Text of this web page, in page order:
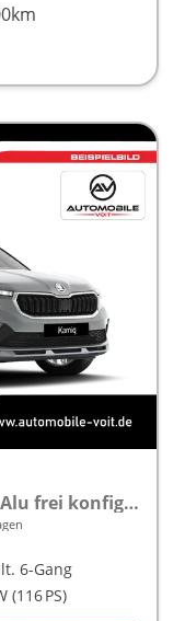
CLEVER 1.0 TSI 115 PS Kamera Alu frei konfigurierbar!
6-Gang
(116 PS)